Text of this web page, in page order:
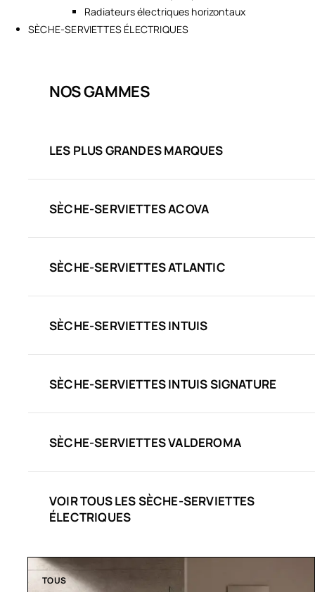
Radiateurs électriques horizontaux
SÈCHE-SERVIETTES ÉLECTRIQUES
NOS GAMMES
LES PLUS GRANDES MARQUES
SÈCHE-SERVIETTES ACOVA
SÈCHE-SERVIETTES ATLANTIC
SÈCHE-SERVIETTES INTUIS
SÈCHE-SERVIETTES INTUIS SIGNATURE
SÈCHE-SERVIETTES VALDEROMA
VOIR TOUS LES SÈCHE-SERVIETTES
ÉLECTRIQUES
TOUS